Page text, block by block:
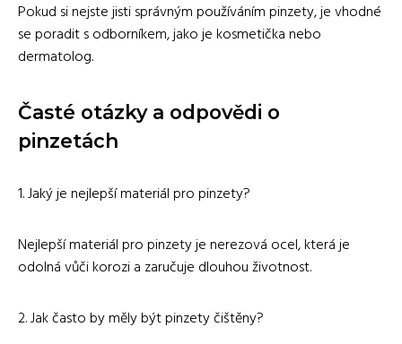
Pokud si nejste jisti správným používáním pinzety, je vhodné
se poradit s odborníkem, jako je kosmetička nebo
dermatolog.
Časté otázky a odpovědi o
pinzetách
1. Jaký je nejlepší materiál pro pinzety?
Nejlepší materiál pro pinzety je nerezová ocel, která je
odolná vůči korozi a zaručuje dlouhou životnost.
2. Jak často by měly být pinzety čištěny?